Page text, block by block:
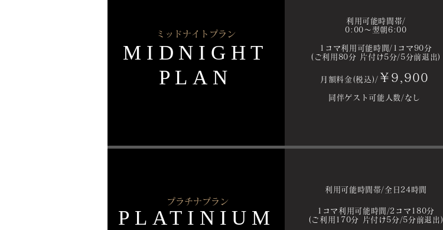
ミッドナイトプラン
MIDNIGHT
​PLAN
利用可能時間帯/
0:00～ ​翌朝6:00
1 コマ利用可能時間/1コマ90分
(ご利用80分 片付け5分/5分前退出)
月額料金(税込)/ ￥9,900
同伴ゲスト可能人数/なし
プラチナプラン
PLATINIUM
利用可能時間帯/全日24時間
1 コマ利用可能時間/2コマ180分
(ご利用170分 片付け5分/5分前退出)